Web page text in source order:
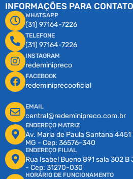
INFORMAÇÕES PARA CONTATO
WHATSAPP
(31) 97164-7226
TELEFONE
(31) 97164-7226
INSTAGRAM
redeminipreco
FACEBOOK
redeminiprecooficial
EMAIL
central@redeminipreco.com.br
ENDEREÇO MATRIZ
Av. Maria de Paula Santana
MG - Cep: 36576-340
ENDEREÇO FILIAL
Rua Isabel Bueno 891 sala 302
- Cep: 31270-030
HORÁRIO DE FUNCIONAMENTO